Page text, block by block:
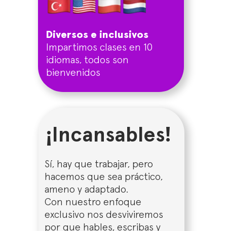
Diversos e inclusivos
Impartimos clases en 10
idiomas, todos son
bienvenidos
¡Incansables!
Sí, hay que trabajar, pero
hacemos que sea práctico,
ameno y adaptado.
Con nuestro enfoque
exclusivo nos desviviremos
por que hables, escribas y